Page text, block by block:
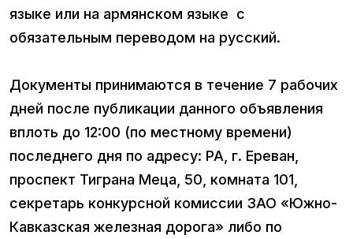
языке или на армянском языке с
обязательным переводом на русский.
Документы принимаются в течение 7 рабочих
дней после публикации данного объявления
вплоть до 12:00 (по местному времени)
последнего дня по адресу: РА, г. Ереван,
проспект Тиграна Меца, 50, комната 101,
секретарь конкурсной комиссии ЗАО «Южно-
Кавказская железная дорога» либо по